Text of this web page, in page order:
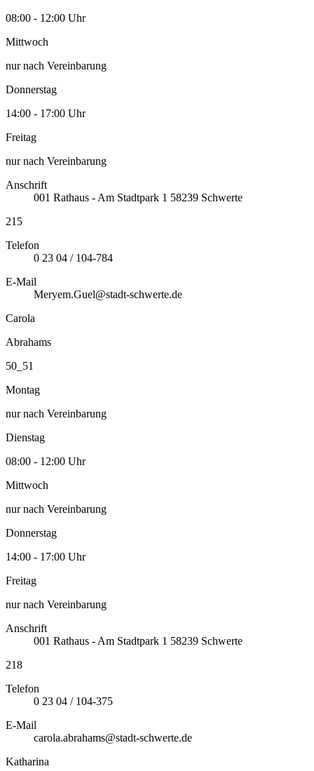
08:00 - 12:00 Uhr
Mittwoch
nur nach Vereinbarung
Donnerstag
14:00 - 17:00 Uhr
Freitag
nur nach Vereinbarung
Anschrift
001 Rathaus - Am Stadtpark 1 58239 Schwerte
215
Telefon
0 23 04 / 104-784
E-Mail
Meryem.Guel@stadt-schwerte.de
Carola
Abrahams
50_51
Montag
nur nach Vereinbarung
Dienstag
08:00 - 12:00 Uhr
Mittwoch
nur nach Vereinbarung
Donnerstag
14:00 - 17:00 Uhr
Freitag
nur nach Vereinbarung
Anschrift
001 Rathaus - Am Stadtpark 1 58239 Schwerte
218
Telefon
0 23 04 / 104-375
E-Mail
carola.abrahams@stadt-schwerte.de
Katharina